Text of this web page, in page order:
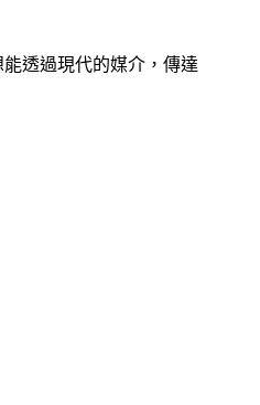
透過現代的媒介，傳達